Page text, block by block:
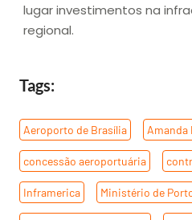
lugar investimentos na
regional.
Tags:
Aeroporto de Brasília Amanda
concessão aeroportuária
Inframerica Ministério de